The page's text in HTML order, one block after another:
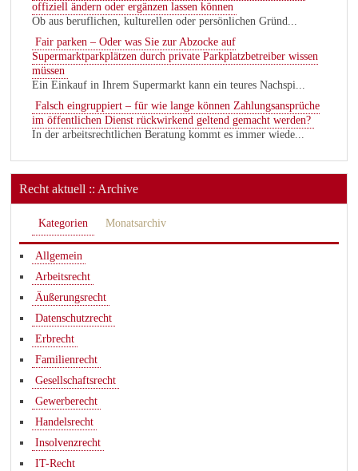
offiziell ändern oder ergänzen lassen können
Ob aus beruflichen, kulturellen oder persönlichen Gründ...
Fair parken – Oder was Sie zur Abzocke auf
Supermarktparkplätzen durch private Parkplatzbetreiber wissen
müssen
Ein Einkauf in Ihrem Supermarkt kann ein teures Nachspi...
Falsch eingruppiert – für wie lange können Zahlungsansprüche
im öffentlichen Dienst rückwirkend geltend gemacht werden?
In der arbeitsrechtlichen Beratung kommt es immer wiede...
Recht aktuell :: Archive
Kategorien Monatsarchiv
Allgemein
Arbeitsrecht
Äußerungsrecht
Datenschutzrecht
Erbrecht
Familienrecht
Gesellschaftsrecht
Gewerberecht
Handelsrecht
Insolvenzrecht
IT-Recht